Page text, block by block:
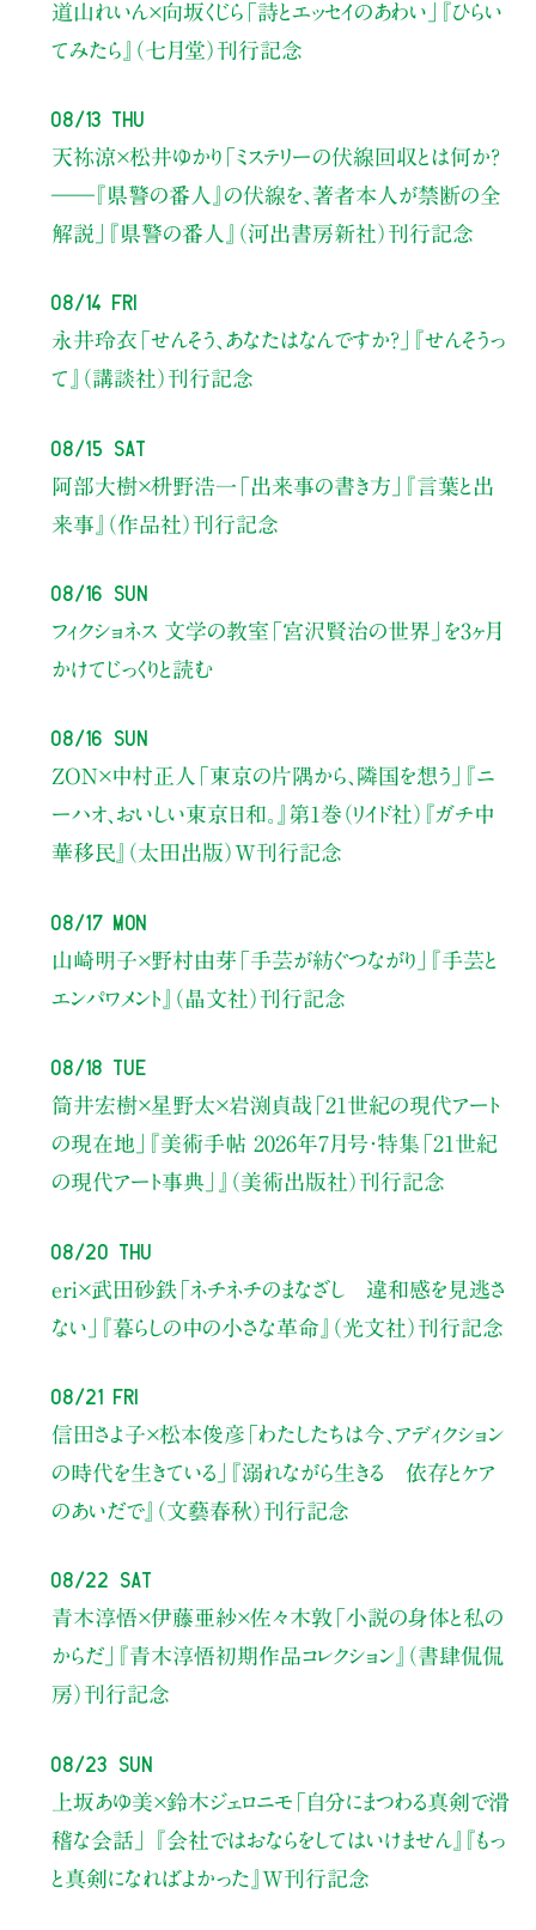
道山れいん×向坂くじら 「詩とエッセイのあわい」
『ひらい
てみたら』（七月堂）刊行記念
08/13 Thu
天祢涼×松井ゆかり 「ミステリーの伏線回収とは何か？
――『県警の番人』の伏線を、著者本人が禁断の全
解説」
『県警の番人』（河出書房新社）刊行記念
08/14 Fri
永井玲衣 「せんそう、あなたはなんですか？」
『せんそうっ
て』（講談社）刊行記念
08/15 Sat
阿部大樹×枡野浩一 「出来事の書き方」
『言葉と出
来事』（作品社）刊行記念
08/16 Sun
フィクショネス 文学の教室 「宮沢賢治の世界」を3ヶ月
かけてじっくりと読む
08/16 Sun
ZON×中村正人 「東京の片隅から、隣国を想う」
『ニ
ーハオ、おいしい東京日和。』第1巻（リイド社）
『ガチ中
華移民』（太田出版）W刊行記念
08/17 Mon
山崎明子×野村由芽 「手芸が紡ぐつながり」
『手芸と
エンパワメント』（晶文社）刊行記念
08/18 Tue
筒井宏樹×星野太×岩渕貞哉 「21世紀の現代アート
の現在地」
『美術手帖 2026年7月号・特集「21世紀
の現代アート事典」』（美術出版社）刊行記念
08/20 Thu
eri×武田砂鉄「ネチネチのまなざし 違和感を見逃さ
ない」
『暮らしの中の小さな革命』（光文社）刊行記念
08/21 Fri
信田さよ子×松本俊彦 「わたしたちは今、アディクション
の時代を生きている」
『溺れながら生きる 依存とケア
のあいだで』（文藝春秋）刊行記念
08/22 Sat
青木淳悟×伊藤亜紗×佐々木敦 「小説の身体と私の
からだ」
『青木淳悟初期作品コレクション』（書肆侃侃
房）刊行記念
08/23 Sun
上坂あゆ美×鈴木ジェロニモ 「自分にまつわる真剣で滑
稽な会話」
『会社ではおならをしてはいけません』『もっ
と真剣になればよかった』W刊行記念